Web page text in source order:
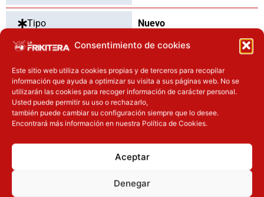
Consentimiento de cookies
Este sitio web utiliza cookies propias y de terceros para recopilar
información que ayuda a optimizar su visita a sus páginas web. No se
utilizarán las cookies para recoger información de carácter personal.
Usted puede permitir su uso o rechazarlo,
también puede cambiar su configuración siempre que lo desee.
Encontrará más información en nuestra Política de Cookies.
Aceptar
Denegar
Tipo Nuevo
Dimensiones
OTROS PRODUCTOS QUE TE
PUEDEN INTERESAR
El precio original era: 16.90€.El precio actual es: 13.52€.